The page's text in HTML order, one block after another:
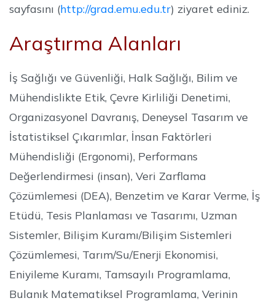
sayfasını (http://grad.emu.edu.tr) ziyaret ediniz.
Araştırma Alanları
İş Sağlığı ve Güvenliği, Halk Sağlığı, Bilim ve
Mühendislikte Etik, Çevre Kirliliği Denetimi,
Organizasyonel Davranış, Deneysel Tasarım ve
İstatistiksel Çıkarımlar, İnsan Faktörleri
Mühendisliği (Ergonomi), Performans
Değerlendirmesi (insan), Veri Zarflama
Çözümlemesi (DEA), Benzetim ve Karar Verme, İş
Etüdü, Tesis Planlaması ve Tasarımı, Uzman
Sistemler, Bilişim Kuramı/Bilişim Sistemleri
Çözümlemesi, Tarım/Su/Enerji Ekonomisi,
Eniyileme Kuramı, Tamsayılı Programlama,
Bulanık Matematiksel Programlama, Verinin